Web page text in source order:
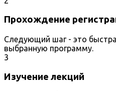
Прохождение
Следующий шаг - это
выбранную программу.
3
Изучение лекций